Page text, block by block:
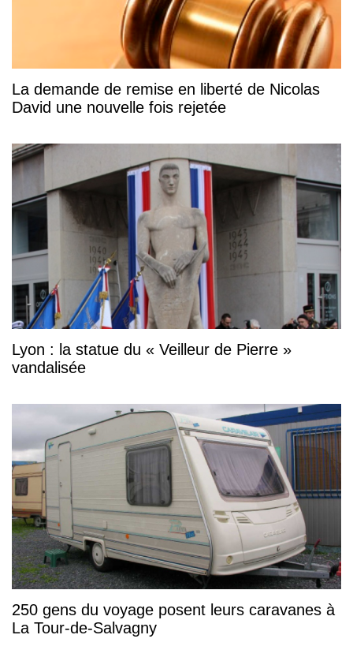
La demande de remise en liberté de Nicolas
David une nouvelle fois rejetée
Lyon : la statue du « Veilleur de Pierre »
vandalisée
250 gens du voyage posent leurs caravanes à
La Tour-de-Salvagny